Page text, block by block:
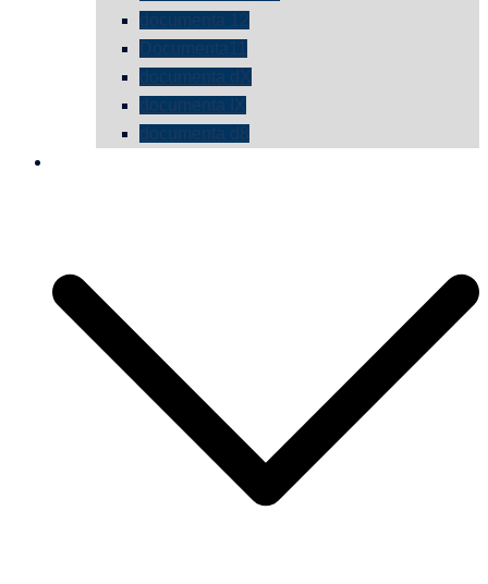
documenta 12
Documenta11
documenta dX
documenta IX
documenta d8